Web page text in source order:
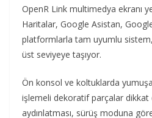
OpenR Link multimedya ekranı
Haritalar, Google Asistan,
platformlarla tam uyumlu
üst seviyeye taşıyor.
Ön konsol ve koltuklarda
işlemeli dekoratif parçalar
aydınlatması, sürüş moduna